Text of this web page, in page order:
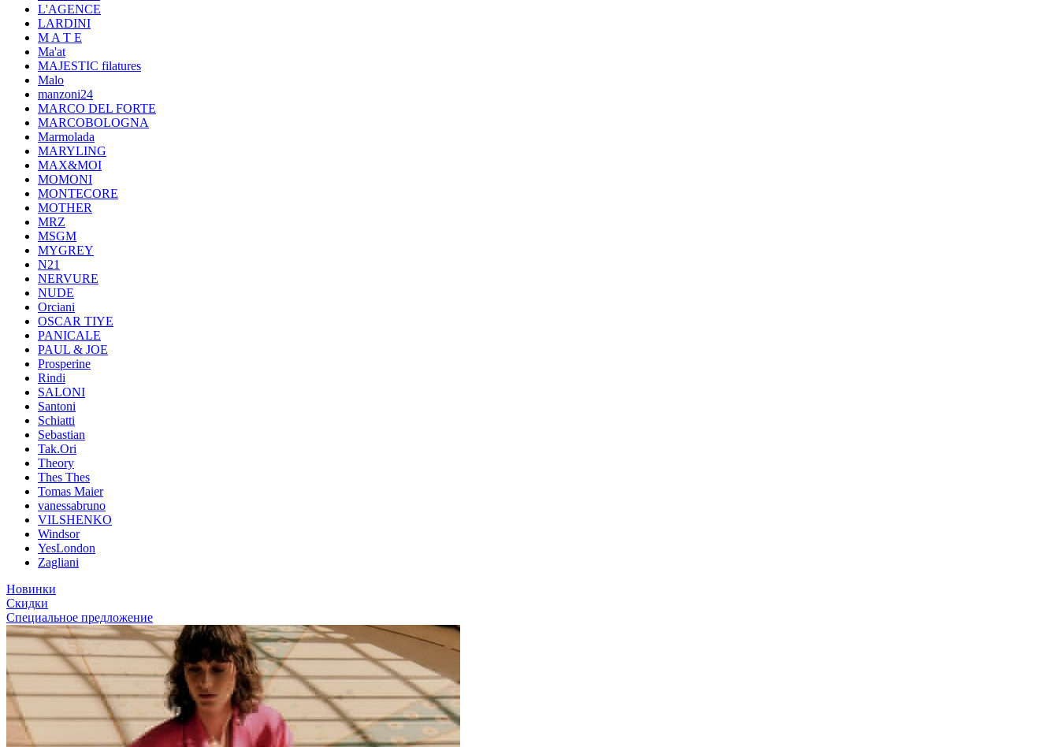
L'AGENCE
LARDINI
M A T E
Ma'at
MAJESTIC filatures
Malo
manzoni24
MARCO DEL FORTE
MARCOBOLOGNA
Marmolada
MARYLING
MAX&MOI
MOMONI
MONTECORE
MOTHER
MRZ
MSGM
MYGREY
N21
NERVURE
NUDE
Orciani
OSCAR TIYE
PANICALE
PAUL & JOE
Prosperine
Rindi
SALONI
Santoni
Schiatti
Sebastian
Tak.Ori
Theory
Thes Thes
Tomas Maier
vanessabruno
VILSHENKO
Windsor
YesLondon
Zagliani
Новинки
Скидки
Специальное предложение